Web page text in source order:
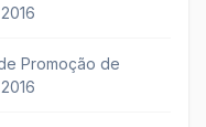
Promoção de